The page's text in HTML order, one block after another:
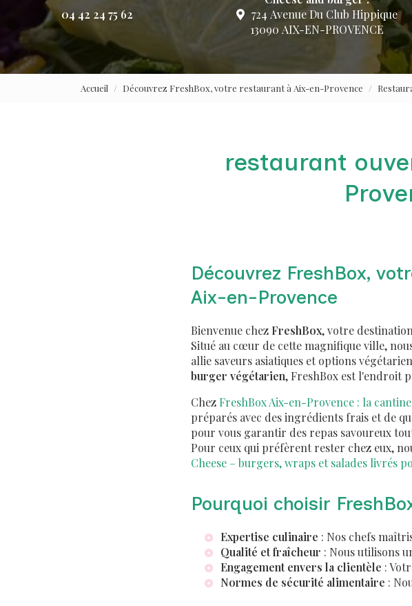
04 42 24 75 62
724 Avenue Du Club Hippique
13090 AIX-EN-PROVENCE
Accueil Découvrez FreshBox, votre restaurant à Aix-en-Provence
restaurant
Découvrez FreshBox,
Aix-en-Provence
Bienvenue chez FreshBox, votre
Situé au cœur de cette magnifique ville,
allie saveurs asiatiques et options
burger végétarien, FreshBox est l'endroit
ChezFreshBox Aix-en-Provence : la
préparés avec des ingrédients frais et de
pour vous garantir des repas savoureux
Pour ceux qui préfèrent rester chez eux,
Cheese – burgers, wraps et salades livrés
Pourquoi choisir
Expertise culinaire : Nos chefs
Qualité et fraîcheur : Nous utilisons
Engagement envers la clientèle :
Normes de sécurité alimentaire :